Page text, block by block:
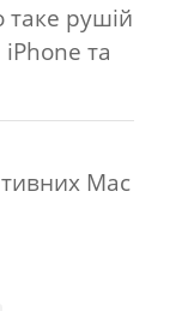
рушій
та
Mac